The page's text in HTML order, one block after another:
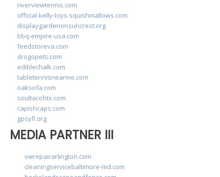
riverviewtennis.com
official-kelly-toys-squishmallows.com
displaygardenonsuncrest.org
bbq-empire-usa.com
feedstoreva.com
drogopets.com
ediblechalk.com
tabletennisnearme.com
oaksofa.com
soultacohtx.com
capishcaps.com
gpsyfl.org
MEDIA PARTNER III
vwrepairarlington.com
cleaningservicebaltimore-md.com